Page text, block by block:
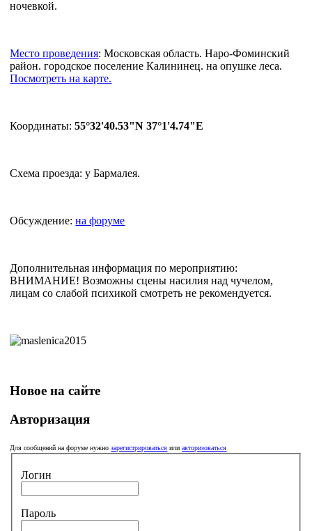
ночевкой.
Место проведения: Московская область. Наро-Фоминский
район. городское поселение Калининец. на опушке леса.
Посмотреть на карте.
Координаты:55°32'40.53"N 37°1'4.74"E
Схема проезда: у Бармалея.
Обсуждение:на форуме
Дополнительная информация по мероприятию:
ВНИМАНИЕ! Возможны сцены насилия над чучелом,
лицам со слабой психикой смотреть не рекомендуется.
Новое на сайте
Авторизация
Для сообщений на форуме нужнозарегистрироваться илиавторизоваться
Логин
Пароль